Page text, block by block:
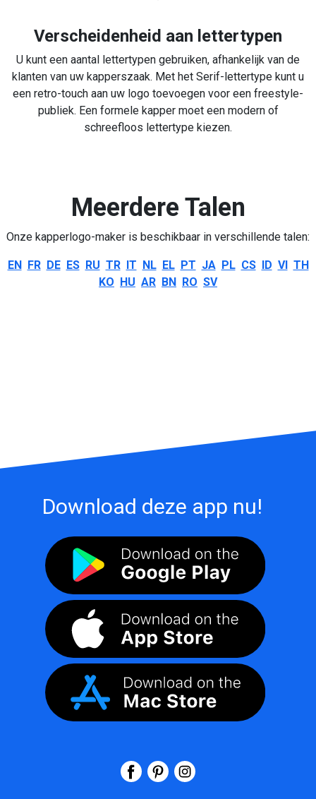
Verscheidenheid aan lettertypen
U kunt een aantal lettertypen gebruiken, afhankelijk van de
klanten van uw kapperszaak. Met het Serif-lettertype kunt u
een retro-touch aan uw logo toevoegen voor een freestyle-
publiek. Een formele kapper moet een modern of
schreefloos lettertype kiezen.
Meerdere Talen
Onze kapperlogo-maker is beschikbaar in verschillende talen:
EN FR DE ES RU TR IT NL EL PT JA PL CS ID VI TH
KO HU AR BN RO SV
Download deze app nu!